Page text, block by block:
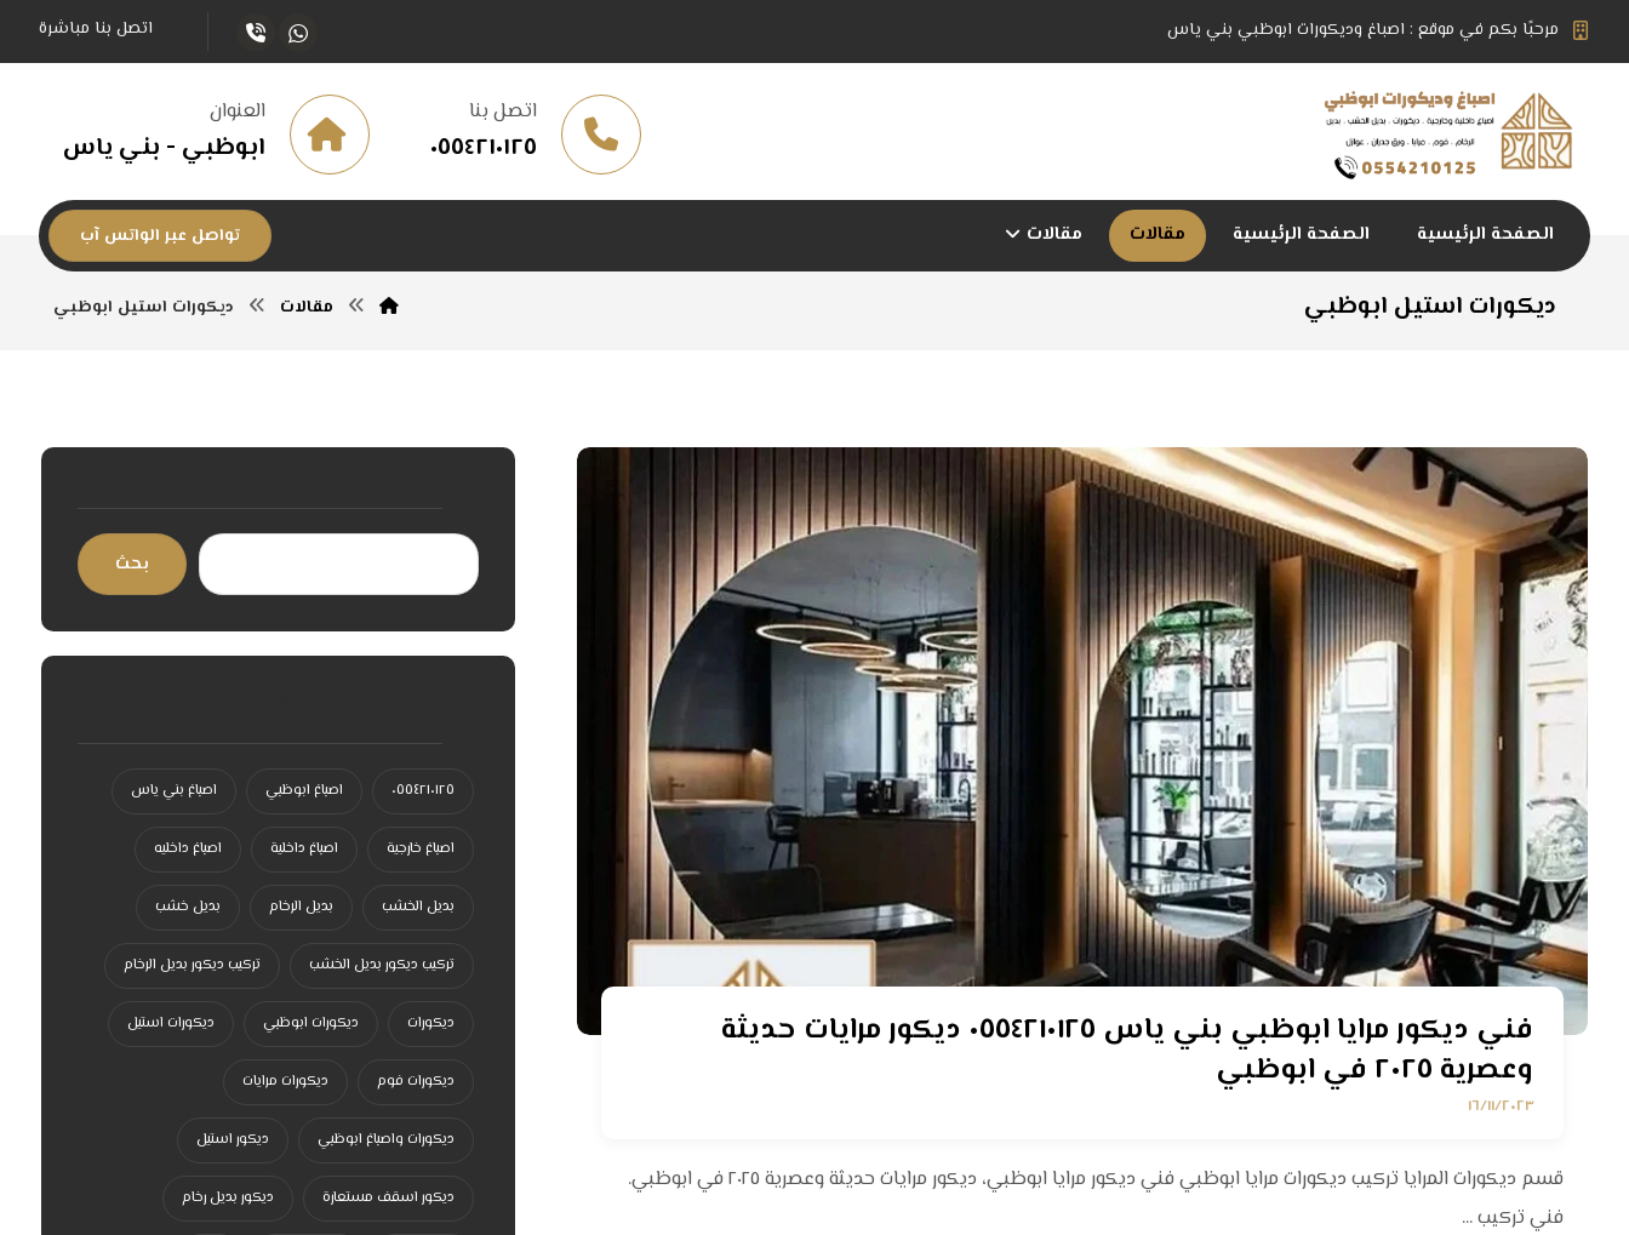
مرحبًا بكم في موقع : اصباغ وديكورات ابوظبي بني ياس اتصل بنا مباشرة
العنوان
ابوظبي - بني ياس
اتصل بنا
٠٥٥٤٢١٠١٢٥
الصفحة الرئيسية الصفحة الرئيسية مقالات مقالات تواصل عبر الواتس آب
ديكورات استيل ابوظبي مقالات ديكورات استيل ابوظبي
فني ديكور مرايا ابوظبي بني ياس ٠٥٥٤٢١٠١٢٥ ديكور مرايات حديثة
وعصرية ٢٠٢٥ في ابوظبي
١٦/١١/٢٠٢٣
قسم ديكورات المرايا تركيب ديكورات مرايا ابوظبي فني ديكور مرايا ابوظبي، ديكور مرايات حديثة وعصرية ٢٠٢٥ في ابوظبي.
فني تركيب ...
بحث
٠٥٥٤٢١٠١٢٥ اصباغ ابوظبي اصباغ بني ياس
اصباغ خارجية اصباغ داخلية اصباغ داخليه
بديل الخشب بديل الرخام بديل خشب
تركيب ديكور بديل الخشب تركيب ديكور بديل الرخام
ديكورات ديكورات ابوظبي ديكورات استيل
ديكورات فوم ديكورات مرايات
ديكورات واصباغ ابوظبي ديكور استيل
ديكور اسقف مستعارة ديكور بديل رخام